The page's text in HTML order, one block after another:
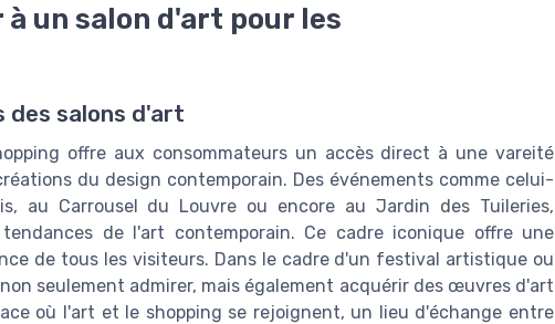
un salon d'art pour les
des salons d'art
offre aux consommateurs un accès direct à une vareité
du design contemporain. Des événements comme celui-
au Carrousel du Louvre ou encore au Jardin des Tuileries,
de l'art contemporain. Ce cadre iconique offre une
de tous les visiteurs. Dans le cadre d'un festival artistique ou
seulement admirer, mais également acquérir des œuvres d'art
où l'art et le shopping se rejoignent, un lieu d'échange entre